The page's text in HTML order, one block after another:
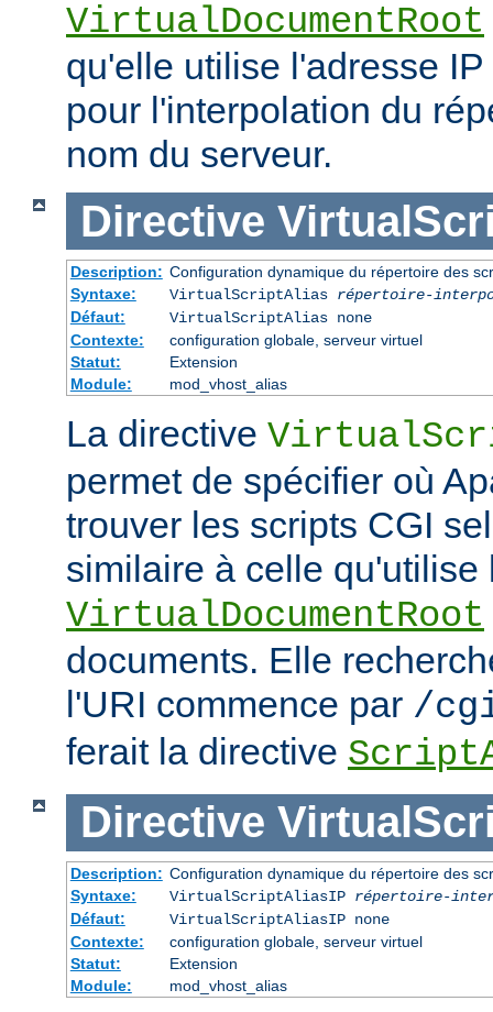
VirtualDocumentRoot
qu'elle utilise l'adresse
pour l'interpolation du
nom du serveur.
Directive
Description: Configuration dynamique du répertoire des
Syntaxe:
VirtualScriptAlias répertoire-
Défaut:
VirtualScriptAlias none
Contexte:
configuration globale, serveur virtuel
Statut:
Extension
Module:
mod_vhost_alias
La directive
permet de spécifier où
trouver les scripts CGI
similaire à celle qu'utilise
VirtualDocumentRoot
documents. Elle
l'URI commence par /
ferait la directive
Directive
Description: Configuration dynamique du répertoire des
Syntaxe:
VirtualScriptAliasIP répertoire-
Défaut:
VirtualScriptAliasIP none
Contexte:
configuration globale, serveur virtuel
Statut:
Extension
Module:
mod_vhost_alias